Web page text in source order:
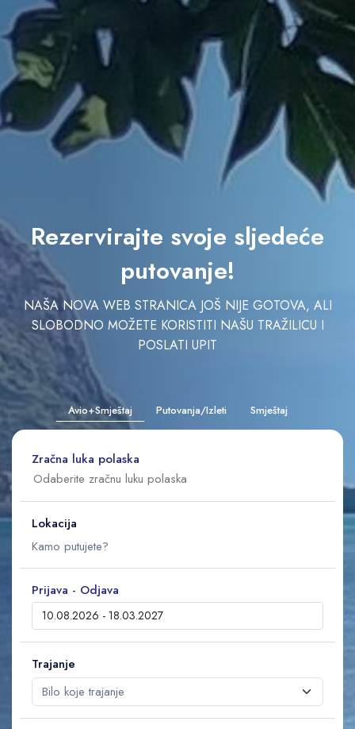
Rezervirajte svoje sljedeće
putovanje!
NAŠA NOVA WEB STRANICA JOŠ NIJE GOTOVA, ALI
SLOBODNO MOŽETE KORISTITI NAŠU TRAŽILICU I
POSLATI UPIT
Avio+Smještaj Putovanja/Izleti Smještaj
Zračna luka polaska
Lokacija
Prijava - Odjava
Trajanje